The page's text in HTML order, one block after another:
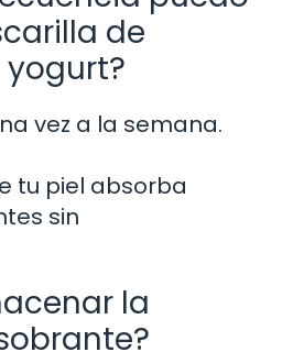
de
vez a la semana.
tu piel absorba
sin
la